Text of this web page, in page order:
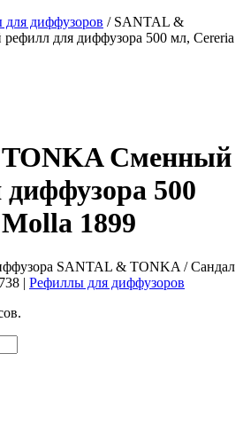
диффузоров / SANTAL &
для диффузора 500 мл, Cereria
Сменный
500
1899
SANTAL & TONKA / Сандал
| Рефиллы для диффузоров